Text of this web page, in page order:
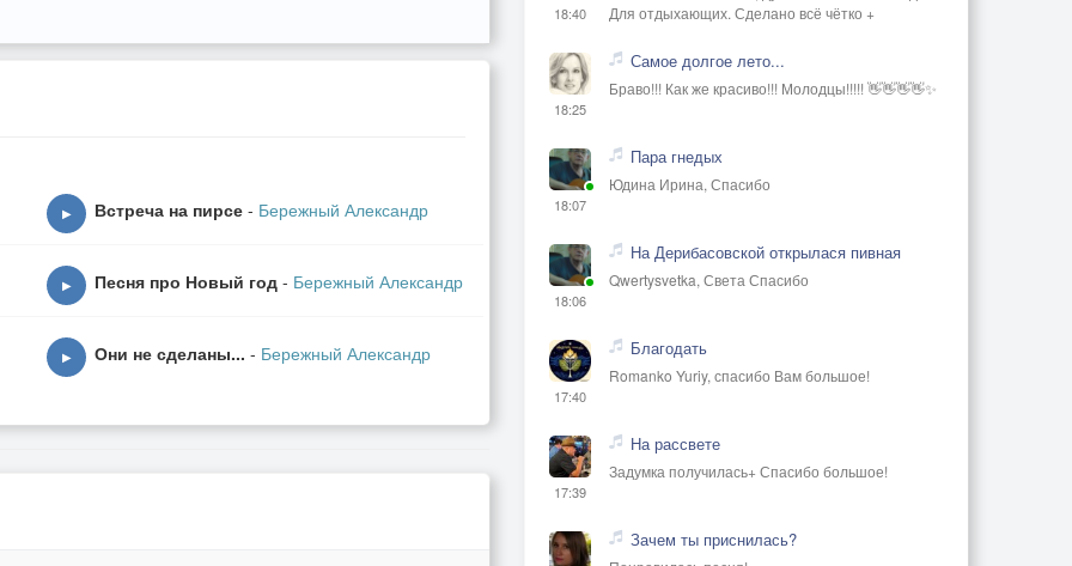
▶ Встреча на пирсе - Бережный Александр
▶ Песня про Новый год - Бережный Александр
▶ Они не сделаны... - Бережный Александр
18:40
Для отдыхающих. Сделано всё чётко +
18:25
Самое долгое лето...
Браво!!! Как же красиво!!! Молодцы!!!!! 👋👋👋👋✨
18:07
Пара гнедых
Юдина Ирина, Спасибо
18:06
На Дерибасовской открылася пивная
Qwertysvetka, Света Спасибо
17:40
Благодать
Romanko Yuriy, спасибо Вам большое!
17:39
На рассвете
Задумка получилась+ Спасибо большое!
Зачем ты приснилась?